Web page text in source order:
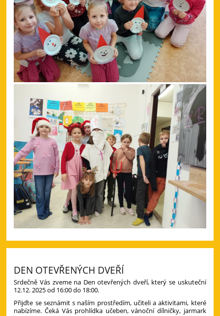
DEN OTEVŘENÝCH DVEŘÍ
Srdečně Vás zveme na Den otevřených dveří, který se uskuteční
12.12. 2025od 16:00 do 18:00.
Přijďte se seznámit s naším prostředím, učiteli a aktivitami, které
nabízíme. Čeká Vás prohlídka učeben, vánoční dílničky, jarmark